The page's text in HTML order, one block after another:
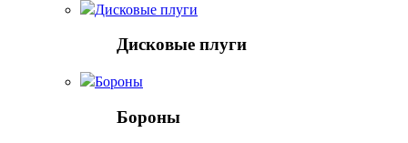
Дисковые плуги
Дисковые плуги
Бороны
Бороны